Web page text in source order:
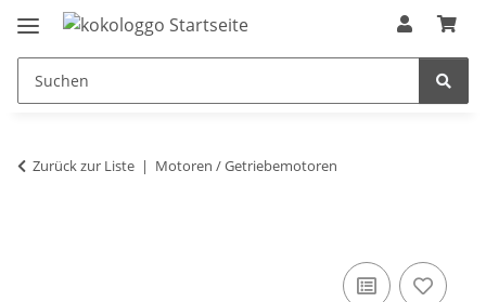
Zurück zur Liste Motoren / Getriebemotoren